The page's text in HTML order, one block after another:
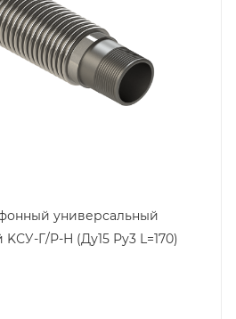
универсальный
Г/Р-Н (Ду15 Ру3 L=170)